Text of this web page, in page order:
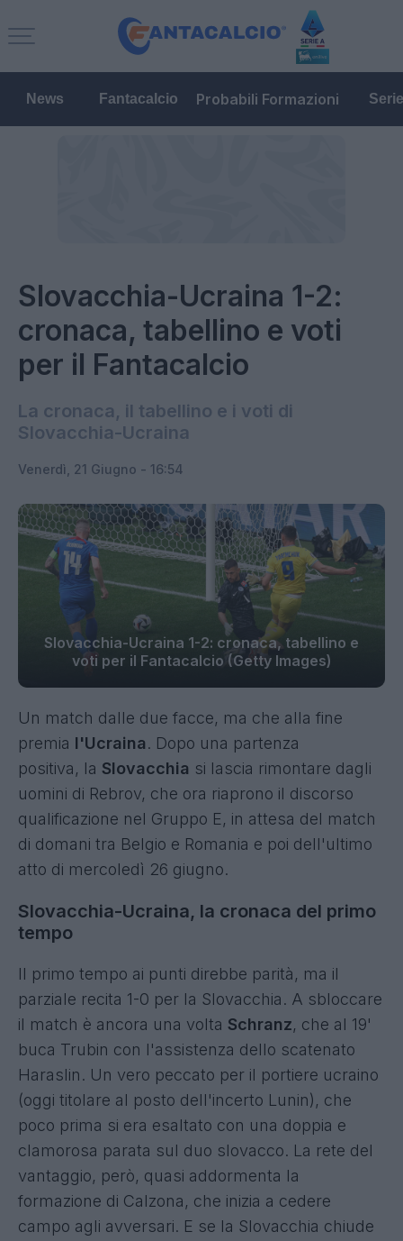
News Fantacalcio Probabili Formazioni
Slovacchia-Ucraina 1-2:
cronaca, tabellino e voti
per il Fantacalcio
La cronaca, il tabellino e i voti di
Slovacchia-Ucraina
Venerdì, 21 Giugno - 16:54
Slovacchia-Ucraina 1-2: cronaca, tabellino e
voti per il Fantacalcio (Getty Images)
Un match dalle due facce, ma che alla fine
premia l'Ucraina. Dopo una partenza
positiva, la Slovacchia si lascia rimontare dagli
uomini di Rebrov, che ora riaprono il discorso
qualificazione nel Gruppo E, in attesa del match
di domani tra Belgio e Romania e poi dell'ultimo
atto di mercoledì 26 giugno.
Slovacchia-Ucraina, la cronaca del primo
tempo
Il primo tempo ai punti direbbe parità, ma il
parziale recita 1-0 per la Slovacchia. A sbloccare
il match è ancora una volta Schranz, che al 19'
buca Trubin con l'assistenza dello scatenato
Haraslin. Un vero peccato per il portiere ucraino
(oggi titolare al posto dell'incerto Lunin), che
poco prima si era esaltato con una doppia e
clamorosa parata sul duo slovacco. La rete del
vantaggio, però, quasi addormenta la
formazione di Calzona, che inizia a cedere
campo agli avversari. E se la Slovacchia chiude